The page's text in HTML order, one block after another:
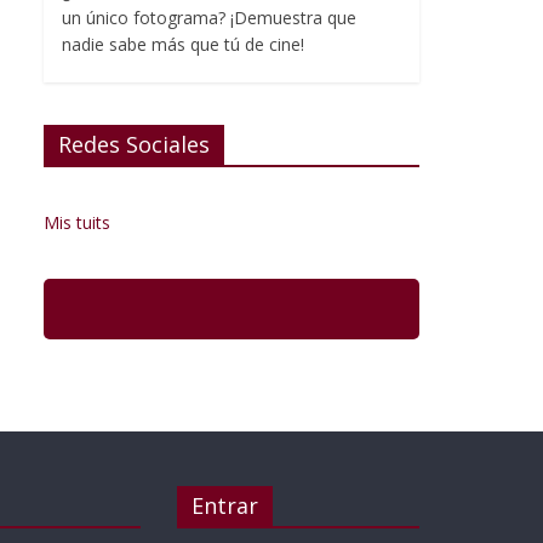
un único fotograma? ¡Demuestra que
nadie sabe más que tú de cine!
Redes Sociales
Mis tuits
Entrar